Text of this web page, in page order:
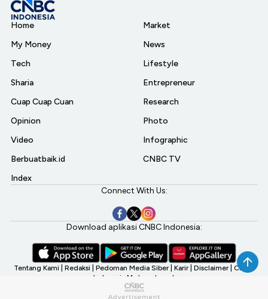
Home
My Money
Tech
Sharia
Cuap Cuap Cuan
Opinion
Video
Berbuatbaik.id
Index
Market
News
Lifestyle
Entrepreneur
Research
Photo
Infographic
CNBC TV
Connect With Us:
Download aplikasi CNBC Indonesia:
Tentang Kami Redaksi Pedoman Media Siber Karir Disclaimer CNBC
Indonesia My Investment
©2026 CNBC Indonesia, A Transmedia Company